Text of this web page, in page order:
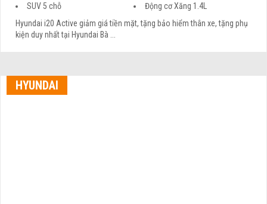
SUV 5 chỗ
Động cơ Xăng 1.4L
Hyundai i20 Active giảm giá tiền mặt, tặng bảo hiểm thân xe, tặng phụ
kiện duy nhất tại Hyundai Bà ...
HYUNDAI